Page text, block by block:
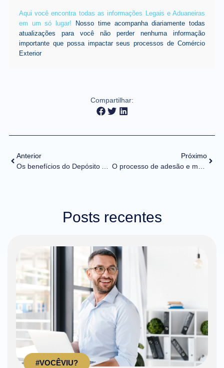
Aqui você encontra todas as informações Legais e Aduaneiras
em um só lugar! Nosso time acompanha diariamente todas
atualizações para você não perder nenhuma informação
importante que possa impactar seus processos de Comércio
Exterior
Compartilhar:
Anterior
Próximo
Posts recentes
#VOCÊVIU?